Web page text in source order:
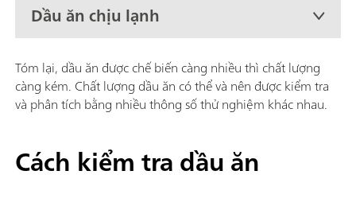
Dầu ăn chịu lạnh
Tóm lại, dầu ăn được chế biến càng nhiều thì chất lượng
càng kém. Chất lượng dầu ăn có thể và nên được kiểm tra
và phân tích bằng nhiều thông số thử nghiệm khác nhau.
Cách kiểm tra dầu ăn